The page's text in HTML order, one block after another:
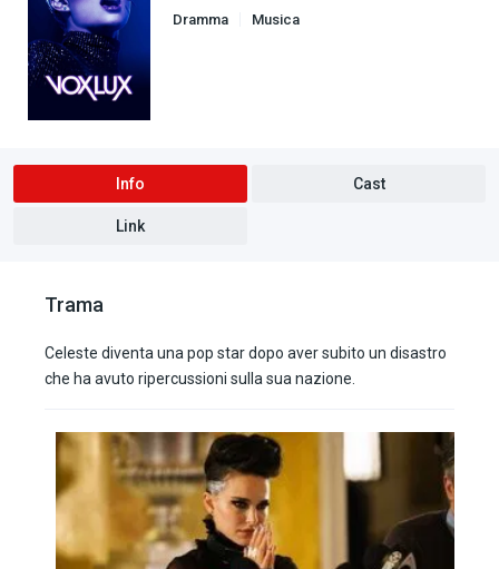
Dramma
Musica
Info Cast
Link
Trama
Celeste diventa una pop star dopo aver subito un disastro
che ha avuto ripercussioni sulla sua nazione.